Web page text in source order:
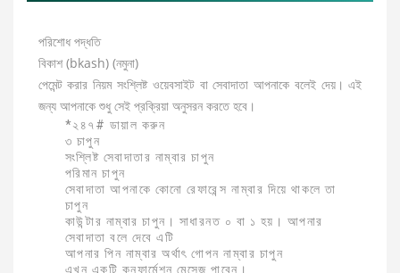
পরিশোধ পদ্ধতি
বিকাশ (bkash) (নমুনা)
পেমেন্ট করার নিয়ম সংশ্লিষ্ট ওয়েবসাইট বা সেবাদাতা আপনাকে বলেই দেয়। এই
জন্য আপনাকে শুধু সেই প্রক্রিয়া অনুসরন করতে হবে।
*২৪৭# ডায়াল করুন
৩ চাপুন
সংশ্লিষ্ট সেবাদাতার নাম্বার চাপুন
পরিমান চাপুন
সেবাদাতা আপনাকে কোনো রেফারেন্স নাম্বার দিয়ে থাকলে তা
চাপুন
কাউন্টার নাম্বার চাপুন। সাধারনত ০ বা ১ হয়। আপনার
সেবাদাতা বলে দেবে এটি
আপনার পিন নাম্বার অর্থাৎ গোপন নাম্বার চাপুন
এখন একটি কনফার্মেশন মেসেজ পাবেন।